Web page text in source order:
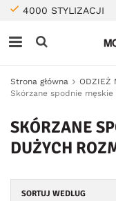
4000 STYLIZACJI
Strona główna ODZIEŻ
Skórzane spodnie
SKÓRZANE
DUŻYCH
SORTUJ WEDLUG